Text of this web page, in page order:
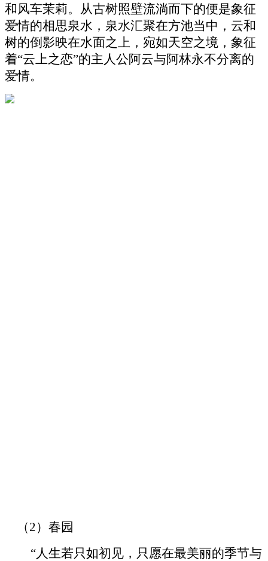
和风车茉莉。从古树照壁流淌而下的便是象征
爱情的相思泉水，泉水汇聚在方池当中，云和
树的倒影映在水面之上，宛如天空之境，象征
着“云上之恋”的主人公阿云与阿林永不分离的
爱情。
（2）春园
“人生若只如初见，只愿在最美丽的季节与